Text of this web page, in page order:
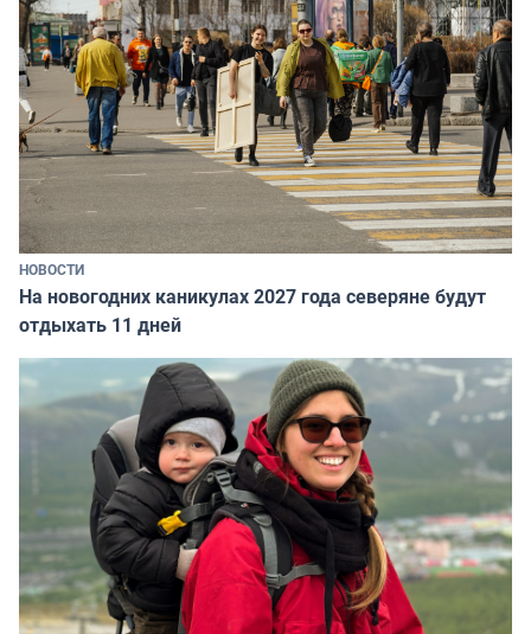
НОВОСТИ
На новогодних каникулах 2027 года северяне будут
отдыхать 11 дней